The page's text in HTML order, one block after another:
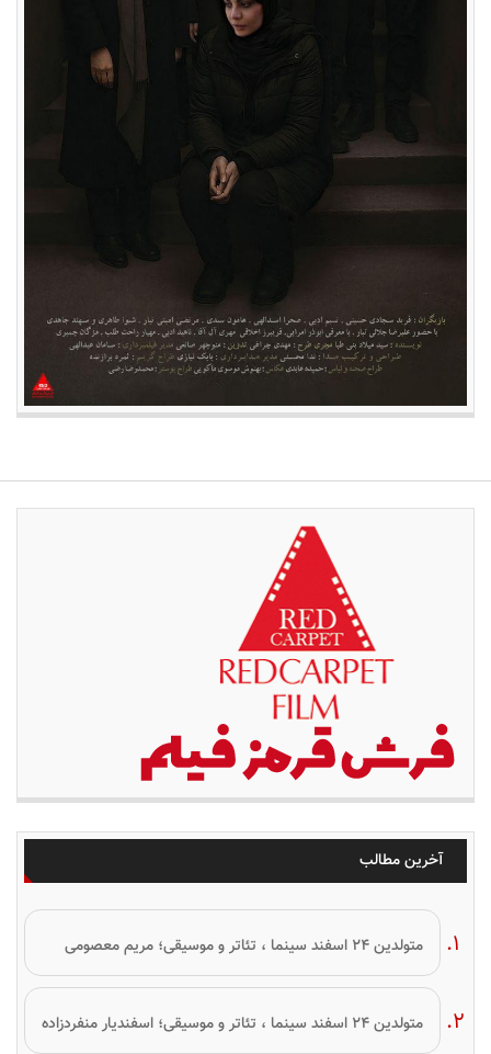
آخرین مطالب
متولدین ۲۴ اسفند سینما ، تئاتر و موسیقی؛ مریم معصومی
متولدین ۲۴ اسفند سینما ، تئاتر و موسیقی؛ اسفندیار منفردزاده